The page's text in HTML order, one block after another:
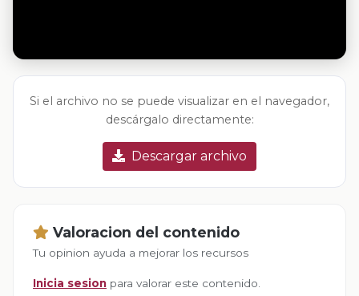
Si el archivo no se puede visualizar en el navegador,
descárgalo directamente:
Descargar archivo
Valoracion del contenido
Tu opinion ayuda a mejorar los recursos
Inicia sesion para valorar este contenido.